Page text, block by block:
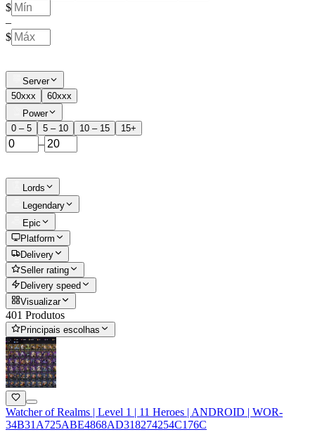
$
–
$
Server
50xxx
60xxx
Power
0 – 5
5 – 10 10 – 15 15+
–
Lords
Legendary
Epic
Platform
Delivery
Seller rating
Delivery speed
Visualizar
401 Produtos
Principais escolhas
Watcher of Realms | Level 1 | 11 Heroes | ANDROID | WOR-
34B31A725ABE4868AD318274254C176C